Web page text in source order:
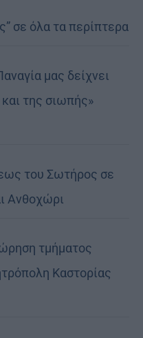
σε όλα τα περίπτερα
μας δείχνει
της σιωπής»
του Σωτήρος σε
Ανθοχώρι
τμήματος
Καστορίας